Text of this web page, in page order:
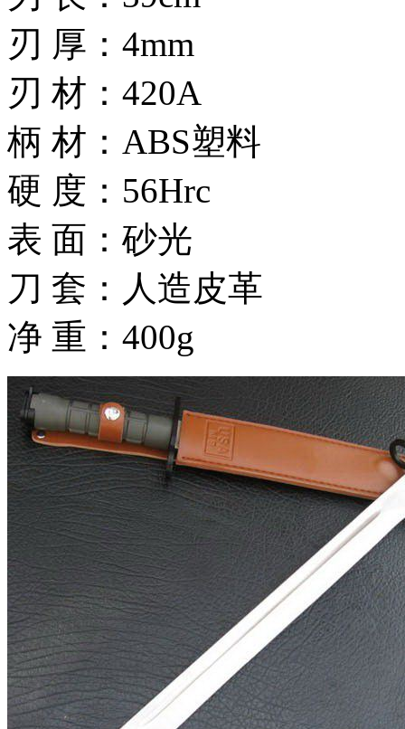
刃 厚：4mm
刃 材：420A
柄 材：ABS塑料
硬 度：56Hrc
表 面：砂光
刀 套：人造皮革
净 重：400g